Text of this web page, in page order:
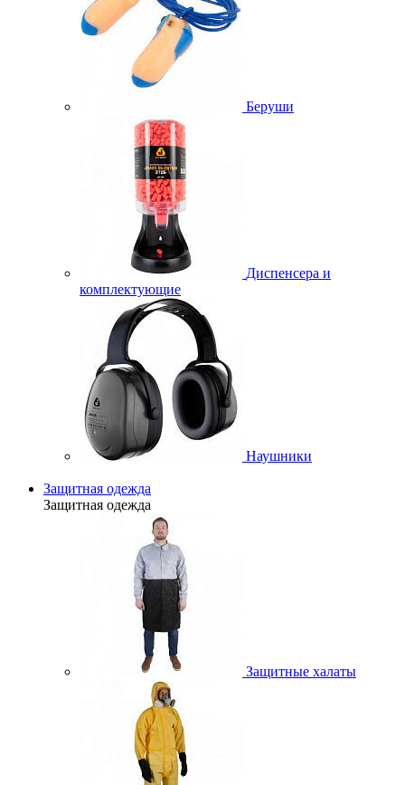
Беруши
Диспенсера и
комплектующие
Наушники
Защитная одежда
Защитная одежда
Защитные халаты